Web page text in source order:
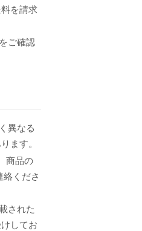
を請求
ご確認
異なる
ます。
商品の
くださ
された
してお